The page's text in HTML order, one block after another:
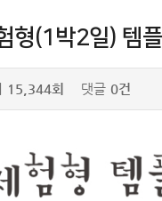
(1박2일) 템
15,344회 댓글 0건